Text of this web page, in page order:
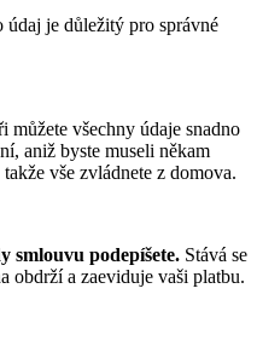
údaj je důležitý pro správné
všechny údaje snadno
aniž byste museli někam
vše zvládnete z domova.
smlouvu podepíšete. Stává se
a zaeviduje vaši platbu.